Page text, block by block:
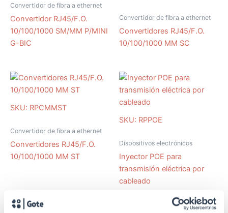
Convertidor de fibra a ethernet
Convertidor RJ45/F.O.
10/100/1000 SM/MM P/MINI
G-BIC
Convertidor de fibra a ethernet
Convertidores RJ45/F.O.
10/100/1000 MM SC
SKU: RPCMMST
Convertidor de fibra a ethernet
Convertidores RJ45/F.O.
10/100/1000 MM ST
SKU: RPPOE
Dispositivos electrónicos
Inyector POE para
transmisión eléctrica por
cableado